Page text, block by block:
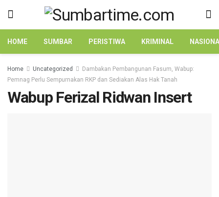
HOME SUMBAR PERISTIWA KRIMINAL
Home Uncategorized
Dambakan Pembangunan Fasum, Wabup:
Pemnag Perlu Sempurnakan RKP dan Sediakan Alas Hak Tanah
Wabup Ferizal Ridwan Insert